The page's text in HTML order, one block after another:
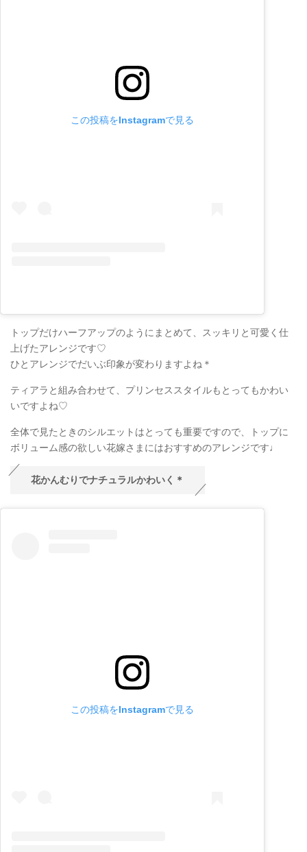
この投稿をInstagramで見る
トップだけハーフアップのようにまとめて、スッキリと可愛く仕
上げたアレンジです♡
ひとアレンジでだいぶ印象が変わりますよね＊
ティアラと組み合わせて、プリンセススタイルもとってもかわい
いですよね♡
全体で見たときのシルエットはとっても重要ですので、トップに
ボリューム感の欲しい花嫁さまにはおすすめのアレンジです♩
花かんむりでナチュラルかわいく＊
この投稿をInstagramで見る